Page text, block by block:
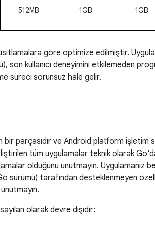
512MB 1GB 1GB
göre optimize edilmiştir.
son kullanıcı deneyimini etkilemeden
süreci sorunsuz hale gelir.
parçasıdır ve Android platform işletim
tüm uygulamalar teknik olarak
olduğunu unutmayın. Uygulamanız
sürümü) tarafından desteklenmeyen
olarak devre dışıdır: